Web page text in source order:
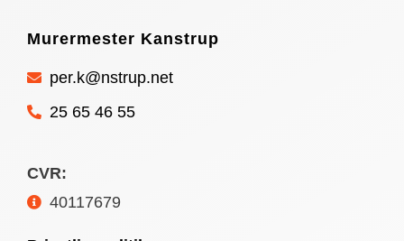
Murermester Kanstrup
per.k@nstrup.net
25 65 46 55
CVR:
40117679